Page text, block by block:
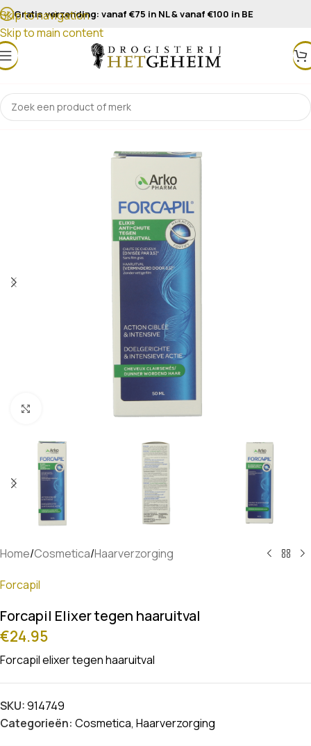
Skip to navigation
Skip to main content
Gratis verzending: vanaf €75 in NL & vanaf €100 in BE
Home/Cosmetica/Haarverzorging
Forcapil
Forcapil Elixer tegen haaruitval
€24.95
Forcapil elixer tegen haaruitval
SKU:914749
Categorieën: Cosmetica, Haarverzorging